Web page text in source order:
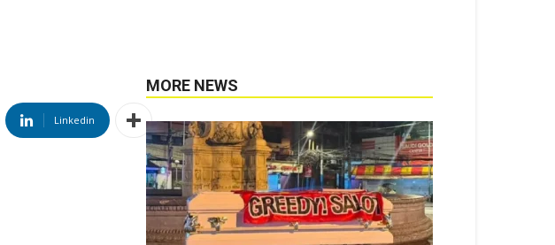
Linkedin
MORE NEWS